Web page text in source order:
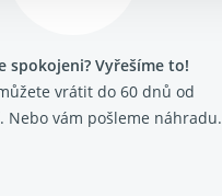
spokojeni? Vyřešíme to!
vrátit do 60 dnů od
Nebo vám pošleme náhradu.